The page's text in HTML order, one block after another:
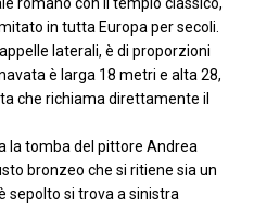
romano con il tempio classico,
in tutta Europa per secoli.
laterali, è di proporzioni
è larga 18 metri e alta 28,
che richiama direttamente il
la tomba del pittore Andrea
bronzeo che si ritiene sia un
sepolto si trova a sinistra